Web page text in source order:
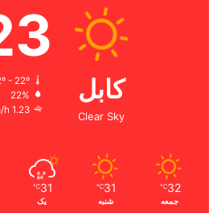
کابل
Clear Sky
32º - 22º
22%
1.23 km/h
32
℃
جمعه
31
℃
شنبه
31
℃
یک